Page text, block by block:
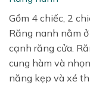
Gồm 4 chiếc, 2
Răng nanh nằm
cạnh răng cửa.
cung hàm và
năng kẹp và xé